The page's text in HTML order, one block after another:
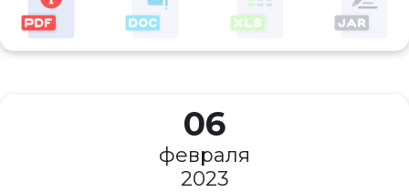
06
февраля
2023